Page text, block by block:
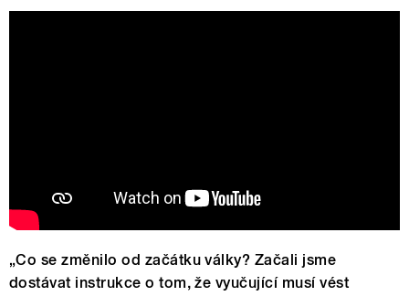
„Co se změnilo od začátku války? Začali jsme
dostávat instrukce o tom, že vyučující musí vést